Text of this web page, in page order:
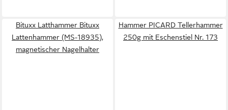
Bituxx Latthammer Bituxx
Lattenhammer (MS-18935),
magnetischer Nagelhalter
Hammer PICARD Tellerhammer
250g mit Eschenstiel Nr. 173